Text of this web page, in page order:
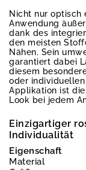
Nicht nur optisch
Anwendung
dank des
den meisten
Nähen. Sein
garantiert dabei
diesem
oder
Applikation ist
Look bei jedem
Einzigartiger
Individualität
Eigenschaft
Material